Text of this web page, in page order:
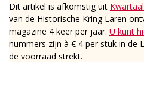
Dit artikel is afkomstig uit
van de Historische Kring Laren
magazine 4 keer per jaar. U kunt
nummers zijn à € 4 per stuk in de
de voorraad strekt.